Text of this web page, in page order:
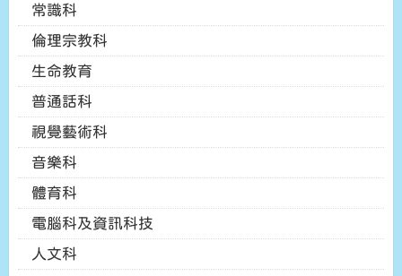
常識科
倫理宗教科
生命教育
普通話科
視覺藝術科
音樂科
體育科
電腦科及資訊科技
人文科